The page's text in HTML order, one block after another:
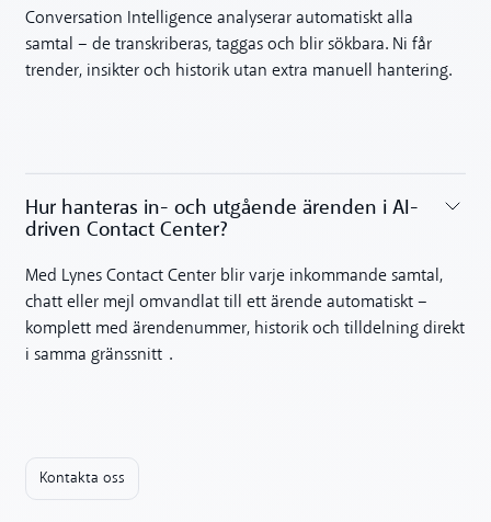
Conversation Intelligence analyserar automatiskt alla
samtal – de transkriberas, taggas och blir sökbara. Ni får
trender, insikter och historik utan extra manuell hantering.
Hur hanteras in- och utgående ärenden i AI-
driven Contact Center?
Med Lynes Contact Center blir varje inkommande samtal,
chatt eller mejl omvandlat till ett ärende automatiskt –
komplett med ärendenummer, historik och tilldelning direkt
i samma gränssnitt .
Kontakta oss